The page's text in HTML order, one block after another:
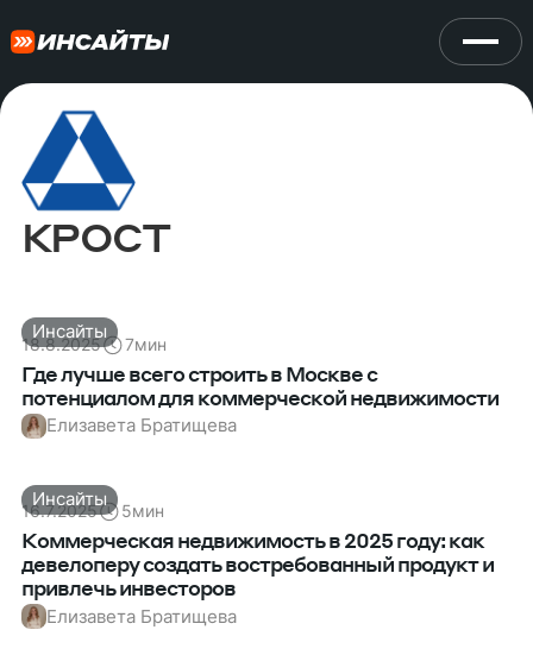
КРОСТ
18.8.2025 7мин
Где лучше всего строить в Москве с
потенциалом для коммерческой недвижимости
Елизавета Братищева
Инсайты
16.7.2025 5мин
Коммерческая недвижимость в 2025 году: как
девелоперу создать востребованный продукт и
привлечь инвесторов
Елизавета Братищева
Инсайты